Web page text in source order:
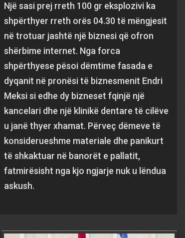
Një sasi prej rreth 100 gr eksplozivi ka
shpërthyer rreth orës 04.30 të mëngjesit
në trotuar jashtë një biznesi që ofron
shërbime internet. Nga forca
shpërthyese pësoi dëmtime fasada e
dyqanit në pronësi të biznesmenit Endri
Meksi si edhe dy bizneset fqinjë një
kancelari dhe një klinikë dentare të cilëve
u janë thyer xhamat. Përveç dëmeve të
konsiderueshme materiale dhe panikurt
të shkaktuar në banorët e pallatit,
fatmirësisht nga kjo ngjarje nuk u lëndua
askush.